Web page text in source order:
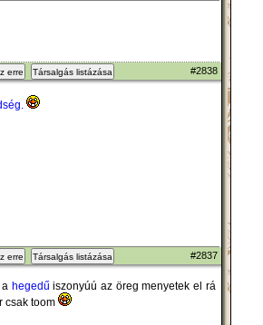
erre Társalgás listázása #2838
erre Társalgás listázása #2837
hegedű iszonyúú az öreg menyetek el rá
csak toom